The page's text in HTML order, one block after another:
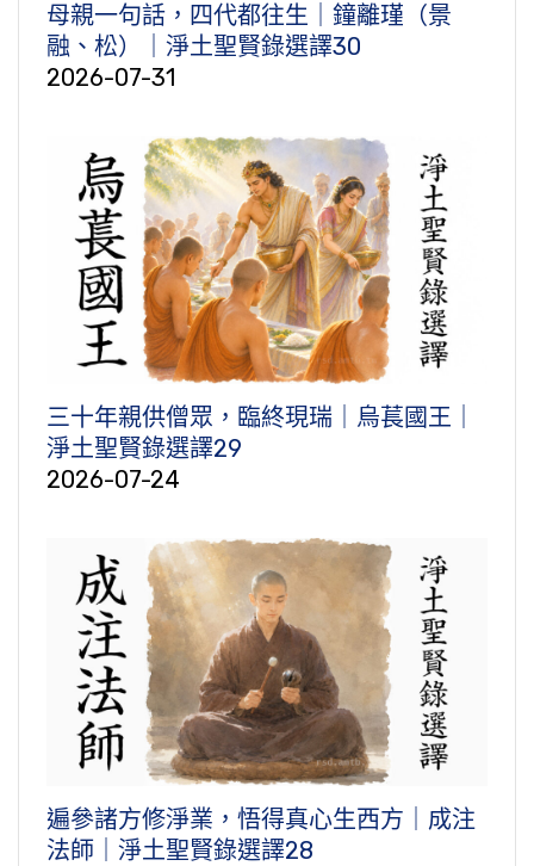
母親一句話，四代都往生｜鐘離瑾（景
融、松）｜淨土聖賢錄選譯30
2026-07-31
三十年親供僧眾，臨終現瑞｜烏萇國王｜
淨土聖賢錄選譯29
2026-07-24
遍參諸方修淨業，悟得真心生西方｜成注
法師｜淨土聖賢錄選譯28